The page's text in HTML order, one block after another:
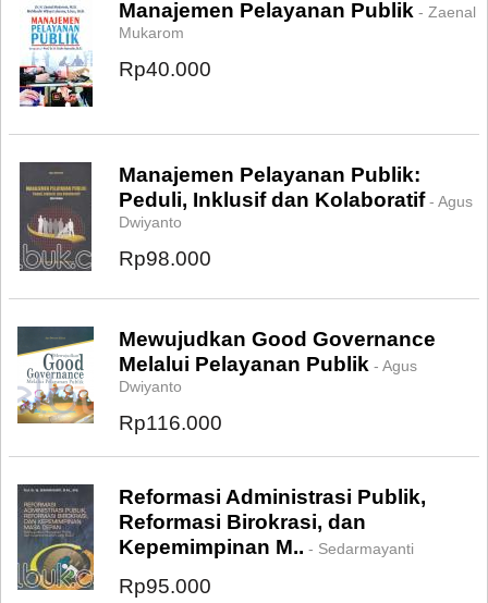
Manajemen Pelayanan Publik - Zaenal
Mukarom
Rp40.000
Manajemen Pelayanan Publik:
Peduli, Inklusif dan Kolaboratif- Agus
Dwiyanto
Rp98.000
Mewujudkan Good Governance
Melalui Pelayanan Publik - Agus
Dwiyanto
Rp116.000
Reformasi Administrasi Publik,
Reformasi Birokrasi, dan
Kepemimpinan M.. - Sedarmayanti
Rp95.000